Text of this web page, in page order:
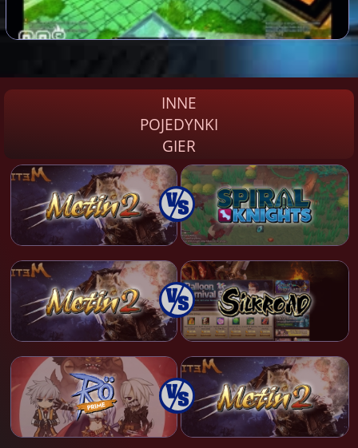
INNE
POJEDYNKI
GIER